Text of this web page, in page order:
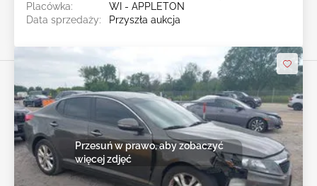
Placówka:
WI - APPLETON
Data sprzedaży:
Przyszła aukcja
Przesuń w prawo, aby zobaczyć
więcej zdjęć